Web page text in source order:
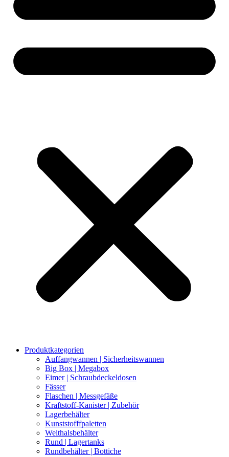
Produktkategorien
Auffangwannen | Sicherheitswannen
Big Box | Megabox
Eimer | Schraubdeckeldosen
Fässer
Flaschen | Messgefäße
Kraftstoff-Kanister | Zubehör
Lagerbehälter
Kunststofffpaletten
Weithalsbehälter
Rund | Lagertanks
Rundbehälter | Bottiche